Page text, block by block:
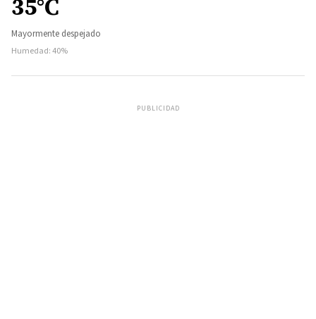
35°C
Mayormente despejado
Humedad: 40%
PUBLICIDAD